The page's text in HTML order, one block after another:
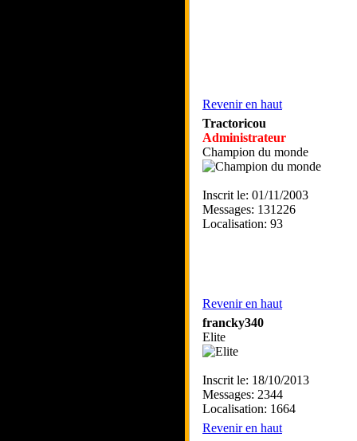
Revenir en haut
Tractoricou
Administrateur
Champion du monde
Inscrit le: 01/11/2003
Messages: 131226
Localisation: 93
Revenir en haut
francky340
Elite
Inscrit le: 18/10/2013
Messages: 2344
Localisation: 1664
Revenir en haut